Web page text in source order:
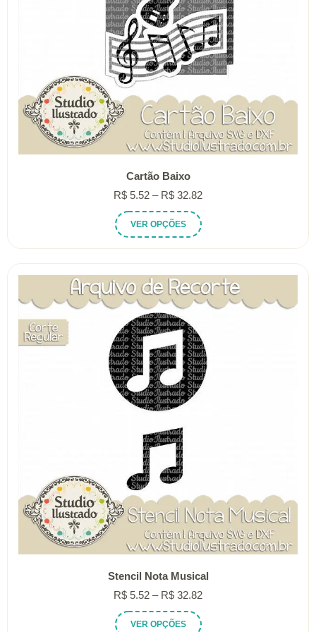
do
produto
Cartão Baixo
R$ 5.52 – R$ 32.82Faixa
através
R$ 32.82
VER OPÇÕES
produto
tem
várias
variantes.
As
opções
ser
escolhidas
na
página
Stencil Nota Musical
R$ 5.52 – R$ 32.82Faixa
VER OPÇÕES